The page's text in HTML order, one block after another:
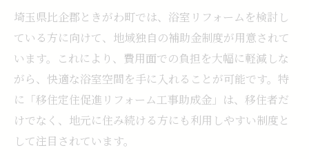
埼玉県比企郡ときがわ町では、浴室リフォームを検討し
ている方に向けて、地域独自の補助金制度が用意されて
います。これにより、費用面での負担を大幅に軽減しな
がら、快適な浴室空間を手に入れることが可能です。特
に「移住定住促進リフォーム工事助成金」は、移住者だ
けでなく、地元に住み続ける方にも利用しやすい制度と
して注目されています。